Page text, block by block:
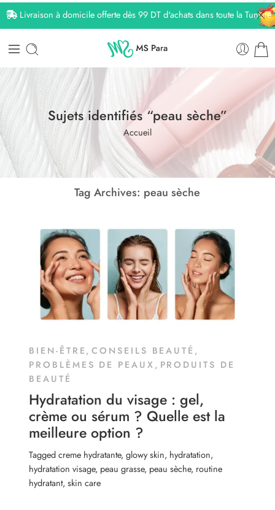
Livraison à domicile offerte dès 99 DT d'achats dans toute la Tunisie
Sujets identifiés “peau sèche”
Accueil
Tag Archives: peau sèche
BIEN-ÊTRE,CONSEILS BEAUTÉ,
PROBLÈMES DE PEAUX, PRODUITS DE
BEAUTÉ
Hydratation du visage : gel,
crème ou sérum ? Quelle est la
meilleure option ?
Taggedcreme hydratante,glowy skin, hydratation,
hydratation visage, peau grasse, peau sèche, routine
hydratant,skin care